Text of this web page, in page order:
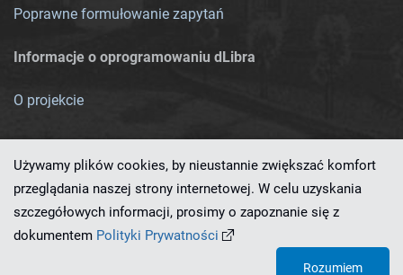
Poprawne formułowanie zapytań
Informacje o oprogramowaniu dLibra
O projekcie
Ten serwis działa dzięki oprogramowaniu
Używamy plików cookies, by nieustannie zwiększać komfort
przeglądania naszej strony internetowej. W celu uzyskania
szczegółowych informacji, prosimy o zapoznanie się z
dokumentem Polityki Prywatności
Rozumiem